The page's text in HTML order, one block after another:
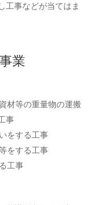
工事などが当てはま
業
材等の重量物の運搬
事
をする工事
をする工事
工事